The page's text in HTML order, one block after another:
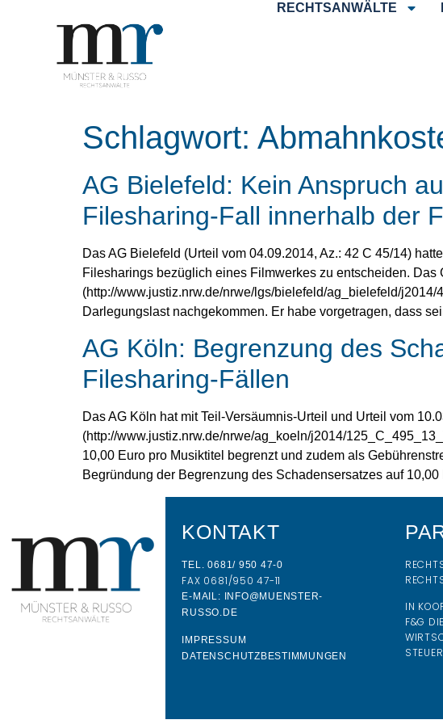
RECHTSANWÄLTE
Schlagwort:
AG Bielefeld: Kein Anspruch
Filesharing-Fall innerhalb der
Das AG Bielefeld (Urteil vom 04.09.2014, Az.: 42 C 45/14)
Filesharings bezüglich eines Filmwerkes zu entscheiden. Das
(http://www.justiz.nrw.de/nrwe/lgs/bielefeld/ag_bielefeld/
Darlegungslast nachgekommen. Er habe vorgetragen, dass
AG Köln: Begrenzung des
Filesharing-Fällen
Das AG Köln hat mit Teil-Versäumnis-Urteil und Urteil vom
(http://www.justiz.nrw.de/nrwe/ag_koeln/j2014/
10,00 Euro pro Musiktitel begrenzt und zudem als
Begründung der Begrenzung des Schadensersatzes auf
KONTAKT
TEL. 0681/ 950 47-0
FAX 0681/950 47-11
E-MAIL: INFO@MUENSTER-
RUSSO.DE
IMPRESSUM
DATENSCHUTZBESTIMMUNGEN
IN
F&G